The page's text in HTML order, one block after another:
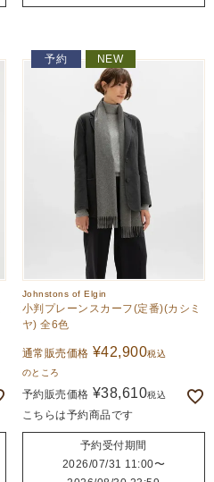
予約 NEW
Johnstons of Elgin
小判プレーンスカーフ(定番)(カシミ
ヤ) 全6色
通常販売価格 ¥42,900税込
のところ
予約販売価格 ¥38,610税込
こちらは予約商品です
予約受付期間
2026/07/31 11:00〜